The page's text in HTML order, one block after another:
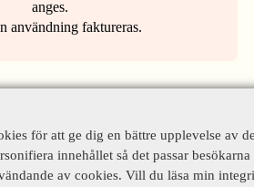
anges.
användning faktureras.
för att ge dig en bättre upplevelse av
innehållet så det passar
av cookies. Vill du läsa min